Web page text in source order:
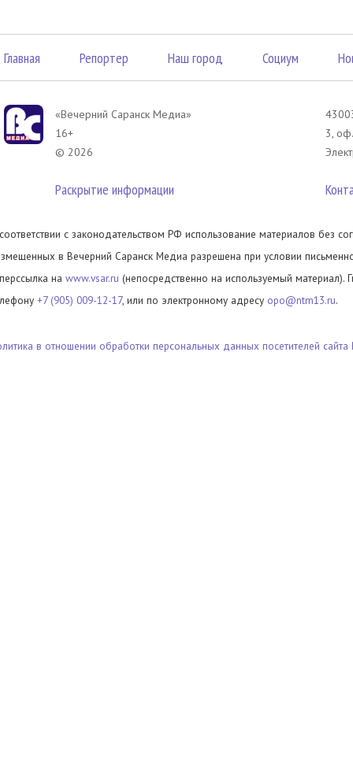
Главная Репортер Наш город Социум
«Вечерний Саранск Mедиа»
16+
© 2026
Раскрытие информации
3,
с законодательством РФ использование материалов без
в Вечерний Саранск Медиа разрешена при условии
на www.vsar.ru (непосредственно на используемый материал).
+7 (905) 009-12-17, или по электронному адресу opo@ntm13.ru.
в отношении обработки персональных данных посетителей